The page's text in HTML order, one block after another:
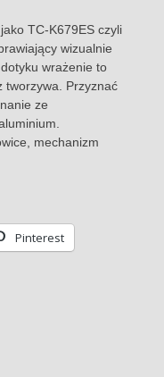
TC-K679ES czyli
wizualnie
wrażenie to
tworzywa. Przyznać
ze
mechanizm
Pinterest